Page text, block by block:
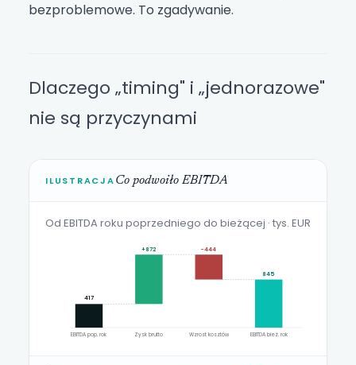
bezproblemowe. To zgadywanie.
Dlaczego „timing" i „jednorazowe"
nie są przyczynami
ILUSTRACJACo podwoiło EBITDA
Od EBITDA roku poprzedniego do bieżącej · tys. EUR
417
+872 −444
845
EBITDA pop. rok Zysk brutto Wzrost kosztów EBITDA bież. rok